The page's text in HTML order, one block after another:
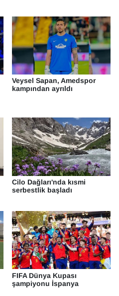
Veysel Sapan, Amedspor
kampından ayrıldı
Cilo Dağları'nda kısmi
serbestlik başladı
FIFA Dünya Kupası
şampiyonu İspanya